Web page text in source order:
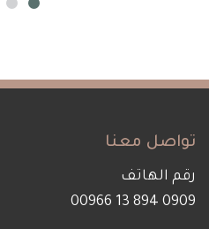
تواصل معنا
رقم الهاتف
0909 894 13 00966